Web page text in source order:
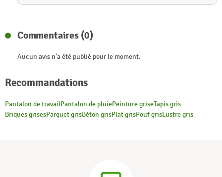
Commentaires (0)
Aucun avis n'a été publié pour le moment.
Recommandations
Pantalon de travailPantalon de pluiePeinture griseTapis gris
Briques grisesParquet grisBéton grisPlat grisPouf grisLustre gris